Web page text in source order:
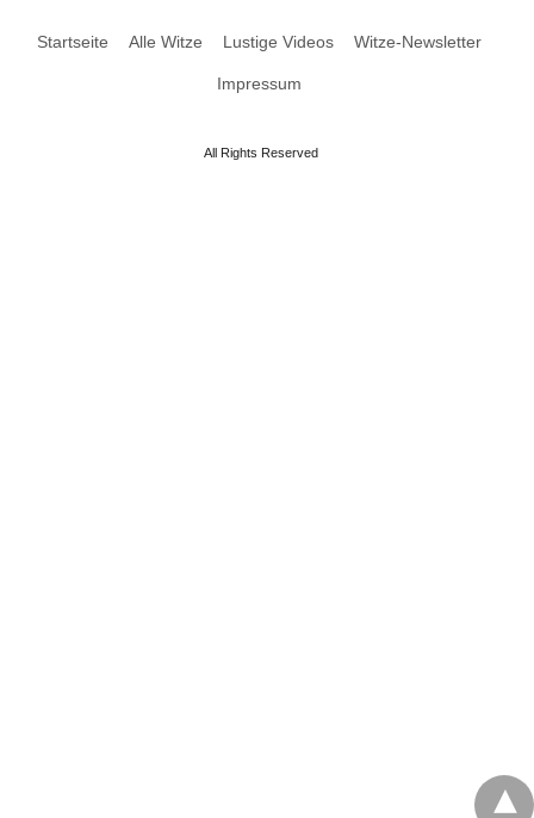
Startseite Alle Witze Lustige Videos Witze-Newsletter
Impressum
All Rights Reserved